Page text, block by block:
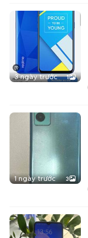
3 ngày trước 1
1 ngày trước 3